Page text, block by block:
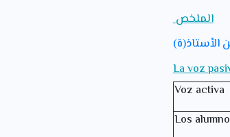
الملخص
La voz
Voz activa
Los